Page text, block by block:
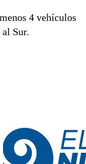
4 vehículos
Sur.